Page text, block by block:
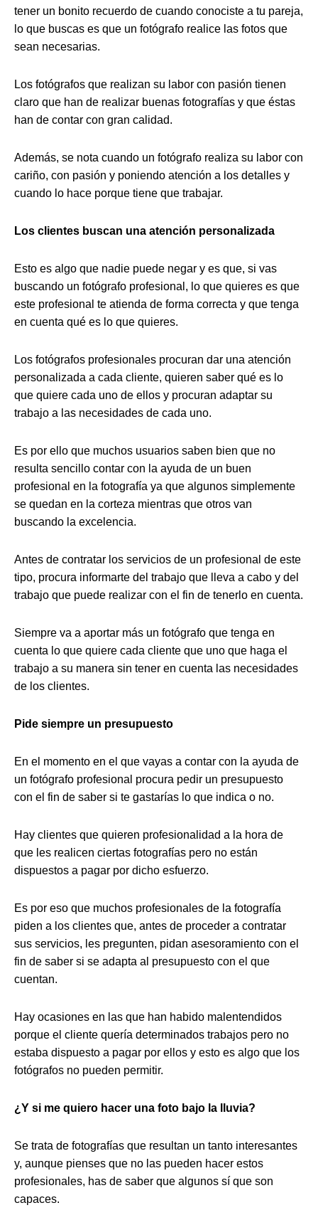
tener un bonito recuerdo de cuando conociste a tu pareja,
lo que buscas es que un fotógrafo realice las fotos que
sean necesarias.
Los fotógrafos que realizan su labor con pasión tienen
claro que han de realizar buenas fotografías y que éstas
han de contar con gran calidad.
Además, se nota cuando un fotógrafo realiza su labor con
cariño, con pasión y poniendo atención a los detalles y
cuando lo hace porque tiene que trabajar.
Los clientes buscan una atención personalizada
Esto es algo que nadie puede negar y es que, si vas
buscando un fotógrafo profesional, lo que quieres es que
este profesional te atienda de forma correcta y que tenga
en cuenta qué es lo que quieres.
Los fotógrafos profesionales procuran dar una atención
personalizada a cada cliente, quieren saber qué es lo
que quiere cada uno de ellos y procuran adaptar su
trabajo a las necesidades de cada uno.
Es por ello que muchos usuarios saben bien que no
resulta sencillo contar con la ayuda de un buen
profesional en la fotografía ya que algunos simplemente
se quedan en la corteza mientras que otros van
buscando la excelencia.
Antes de contratar los servicios de un profesional de este
tipo, procura informarte del trabajo que lleva a cabo y del
trabajo que puede realizar con el fin de tenerlo en cuenta.
Siempre va a aportar más un fotógrafo que tenga en
cuenta lo que quiere cada cliente que uno que haga el
trabajo a su manera sin tener en cuenta las necesidades
de los clientes.
Pide siempre un presupuesto
En el momento en el que vayas a contar con la ayuda de
un fotógrafo profesional procura pedir un presupuesto
con el fin de saber si te gastarías lo que indica o no.
Hay clientes que quieren profesionalidad a la hora de
que les realicen ciertas fotografías pero no están
dispuestos a pagar por dicho esfuerzo.
Es por eso que muchos profesionales de la fotografía
piden a los clientes que, antes de proceder a contratar
sus servicios, les pregunten, pidan asesoramiento con el
fin de saber si se adapta al presupuesto con el que
cuentan.
Hay ocasiones en las que han habido malentendidos
porque el cliente quería determinados trabajos pero no
estaba dispuesto a pagar por ellos y esto es algo que los
fotógrafos no pueden permitir.
¿Y si me quiero hacer una foto bajo la lluvia?
Se trata de fotografías que resultan un tanto interesantes
y, aunque pienses que no las pueden hacer estos
profesionales, has de saber que algunos sí que son
capaces.